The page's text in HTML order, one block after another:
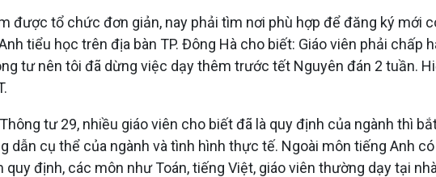
được tổ chức đơn giản, nay phải tìm nơi phù hợp để đăng ký mới
tiểu học trên địa bàn TP. Đông Hà cho biết: Giáo viên phải
tư nên tôi đã dừng việc dạy thêm trước tết Nguyên đán 2 tuần.
tư 29, nhiều giáo viên cho biết đã là quy định của ngành thì
dẫn cụ thể của ngành và tình hình thực tế. Ngoài môn tiếng Anh
định, các môn như Toán, tiếng Việt, giáo viên thường dạy tại